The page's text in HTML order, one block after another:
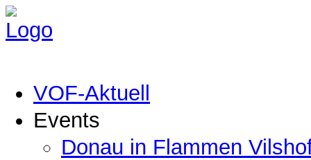
VOF-Aktuell
Events
Donau in Flammen